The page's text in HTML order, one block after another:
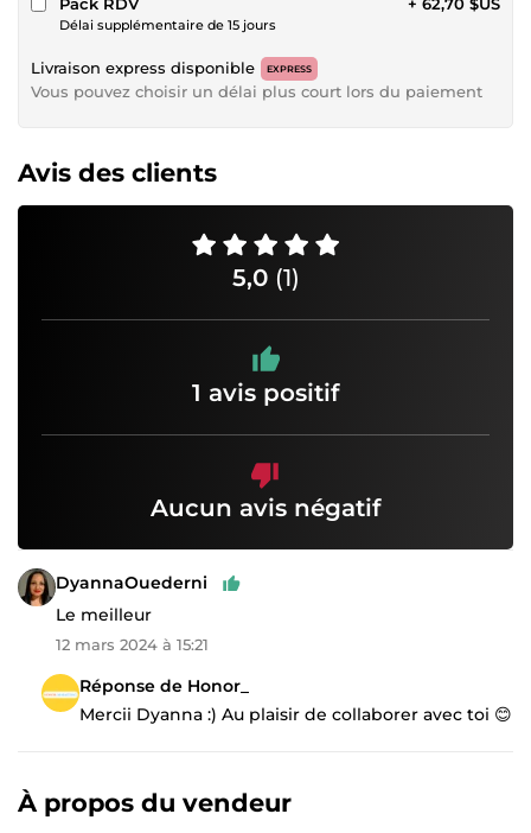
Délai supplémentaire de 15 jours
Livraison express disponible EXPRESS
Vous pouvez choisir un délai plus court lors du paiement
Avis des clients
5,0 (1)
1 avis positif
Aucun avis négatif
DyannaOuederni
Le meilleur
12 mars 2024 à 15:21
Réponse de Honor_
Mercii Dyanna :) Au plaisir de collaborer avec toi 😊
À propos du vendeur